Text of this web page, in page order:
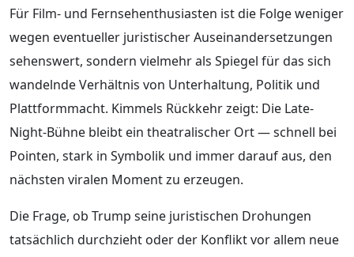
Für Film- und Fernsehenthusiasten ist die Folge weniger
wegen eventueller juristischer Auseinandersetzungen
sehenswert, sondern vielmehr als Spiegel für das sich
wandelnde Verhältnis von Unterhaltung, Politik und
Plattformmacht. Kimmels Rückkehr zeigt: Die Late-
Night-Bühne bleibt ein theatralischer Ort — schnell bei
Pointen, stark in Symbolik und immer darauf aus, den
nächsten viralen Moment zu erzeugen.
Die Frage, ob Trump seine juristischen Drohungen
tatsächlich durchzieht oder der Konflikt vor allem neue